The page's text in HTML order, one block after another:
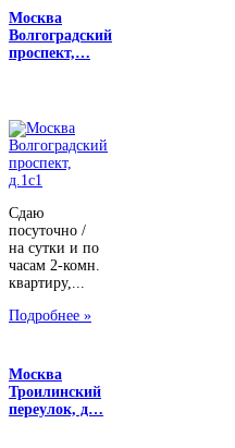
Москва
Волгоградский
проспект,…
Сдаю
посуточно /
на сутки и по
часам 2-комн.
квартиру,...
Подробнее »
Москва
Троилинский
переулок, д…